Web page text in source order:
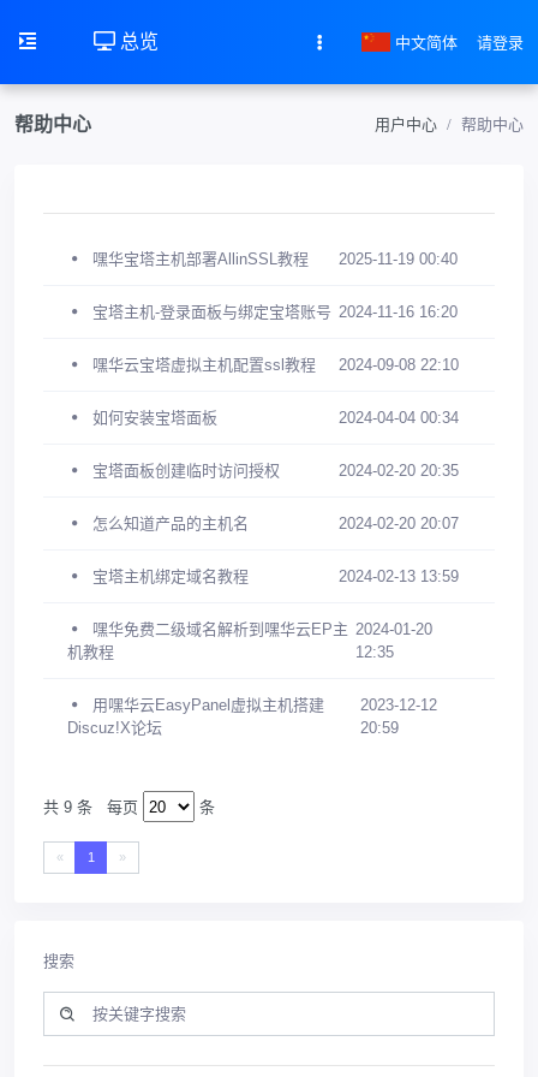
总览 中文简体 请登录
帮助中心 用户中心 帮助中心
嘿华宝塔主机部署AllinSSL教程 2025-11-19 00:40
宝塔主机-登录面板与绑定宝塔账号 2024-11-16 16:20
嘿华云宝塔虚拟主机配置ssl教程 2024-09-08 22:10
如何安装宝塔面板 2024-04-04 00:34
宝塔面板创建临时访问授权 2024-02-20 20:35
怎么知道产品的主机名 2024-02-20 20:07
宝塔主机绑定域名教程 2024-02-13 13:59
嘿华免费二级域名解析到嘿华云EP主
机教程
2024-01-20
12:35
用嘿华云EasyPanel虚拟主机搭建
Discuz!X论坛
2023-12-12
20:59
共 9 条 每页 条
« 1 »
搜索